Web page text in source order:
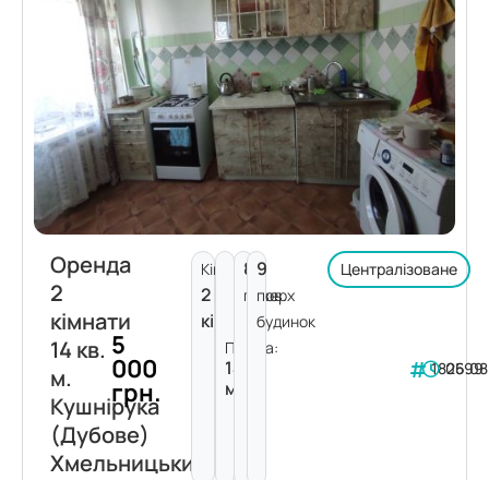
Оренда
2
кімнати
14 кв.
м.
Кушнірука
(Дубове)
Хмельницький
5
000
грн.
Кімнат:
2
кімнати
Площа:
14
м²
8
поверх
9
пов.
будинок
Централізоване
182599